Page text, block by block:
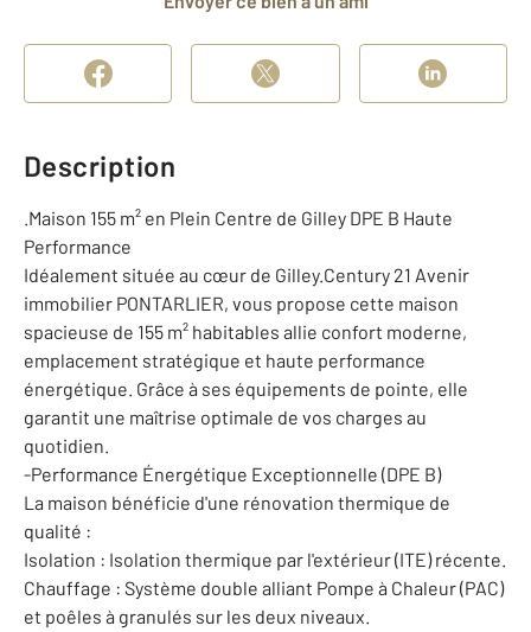
Description
.Maison 155 m² en Plein Centre de Gilley DPE B Haute
Performance
Idéalement située au cœur de Gilley.Century 21 Avenir
immobilier PONTARLIER, vous propose cette maison
spacieuse de 155 m² habitables allie confort moderne,
emplacement stratégique et haute performance
énergétique. Grâce à ses équipements de pointe, elle
garantit une maîtrise optimale de vos charges au
quotidien.
-Performance Énergétique Exceptionnelle (DPE B)
La maison bénéficie d'une rénovation thermique de
qualité :
Isolation : Isolation thermique par l'extérieur (ITE) récente.
Chauffage : Système double alliant Pompe à Chaleur (PAC)
et poêles à granulés sur les deux niveaux.